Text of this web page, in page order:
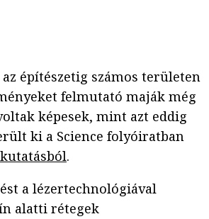
építészetig számos területen
felmutató maják még
képesek, mint azt eddig
ki a Science folyóiratban
.
a lézertechnológiával
alatti rétegek